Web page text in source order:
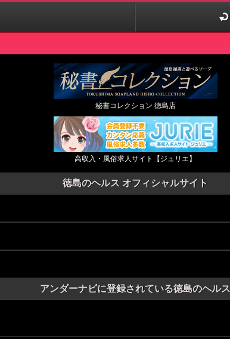
秘書コレクション 徳島店
高収入・風俗求人サイト【ジュリエ】
徳島のヘルス オフィシャルサイト
アンダーナビに登録されている徳島のヘルス